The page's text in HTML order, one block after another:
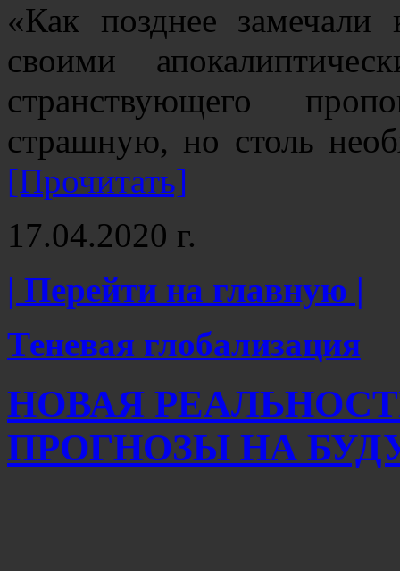
«Как позднее
своими
странствующего
страшную, но столь
[Прочитать]
17.04.2020 г.
| Перейти на главную |
Теневая глобализация
НОВАЯ
ПРОГНОЗЫ НА